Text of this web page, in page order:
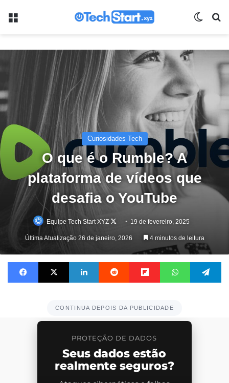
Menu
Curiosidades Tech
O que é o Rumble? A
plataforma de vídeos que
desafia o YouTube
Equipe Tech Start XYZ
Follow19 de fevereiro, 2025
Última Atualização 26 de janeiro, 2026 4 minutos de leitura
Facebook X Linkedin Reddit Flipboard WhatsApp
CONTINUA DEPOIS DA PUBLICIDADE
PROTEÇÃO DE DADOS
Seus dados estão
realmente seguros?